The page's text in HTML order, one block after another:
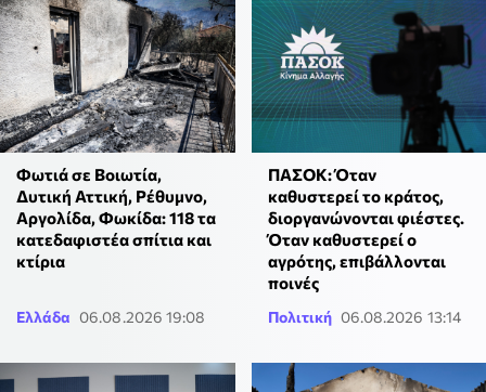
Φωτιά σε Βοιωτία,
Δυτική Αττική, Ρέθυμνο,
Αργολίδα, Φωκίδα: 118 τα
κατεδαφιστέα σπίτια και
κτίρια
Ελλάδα 06.08.2026 19:08
ΠΑΣΟΚ: Όταν
καθυστερεί το κράτος,
διοργανώνονται φιέστες.
Όταν καθυστερεί ο
αγρότης, επιβάλλονται
ποινές
Πολιτική 06.08.2026 13:14